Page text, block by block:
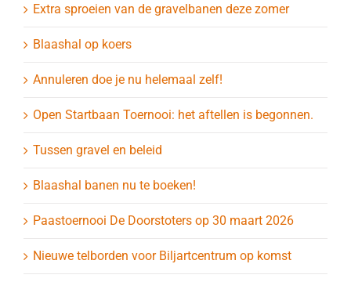
Extra sproeien van de gravelbanen deze zomer
Blaashal op koers
Annuleren doe je nu helemaal zelf!
Open Startbaan Toernooi: het aftellen is begonnen.
Tussen gravel en beleid
Blaashal banen nu te boeken!
Paastoernooi De Doorstoters op 30 maart 2026
Nieuwe telborden voor Biljartcentrum op komst